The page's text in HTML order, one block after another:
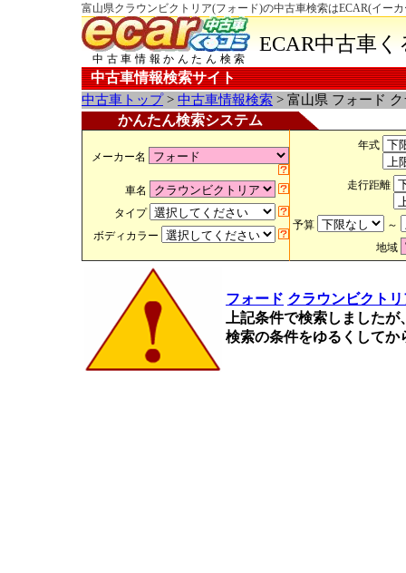
富山県クラウンビクトリア(フォード)の中古車検索はECAR(イー
中古車情報かんたん検索
ECAR中古車
中古車情報検索サイト
中古車トップ> 中古車情報検索 > 富山県 フォード
かんたん検索システム
メーカー名
車名
タイプ
ボディカラー
年式
走行距離
予算
～
地域
フォード クラウンビクトリ
上記条件で検索しました
検索の条件をゆるくして